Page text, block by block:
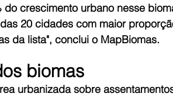
do crescimento urbano nesse
20 cidades com maior
da lista", conclui o MapBiomas.
biomas
urbanizada sobre